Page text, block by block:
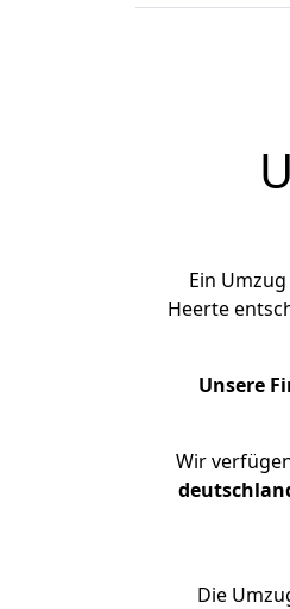
Ein
Heerte
Unsere
Wir
Die